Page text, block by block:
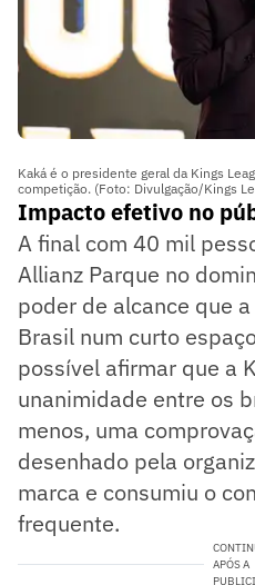
Kaká é o presidente geral da Kings
competição. (Foto: Divulgação/Kings
Impacto efetivo no
A final com 40 mil
Allianz Parque no
poder de alcance que
Brasil num curto
possível afirmar que a
unanimidade entre os
menos, uma
desenhado pela
marca e consumiu o
frequente.
APÓS A